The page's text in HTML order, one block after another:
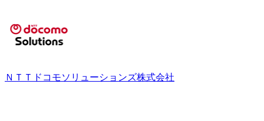
ＮＴＴドコモソリューションズ株式会社